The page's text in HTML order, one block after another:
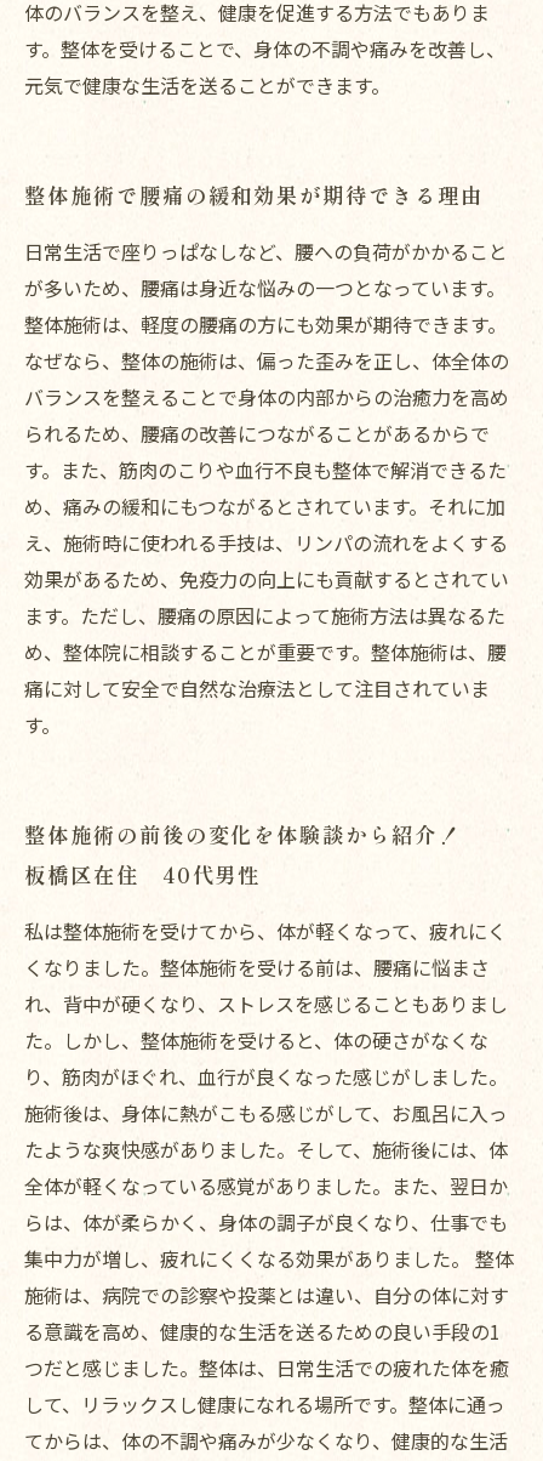
体のバランスを整え、健康を促進する方法でもありま
す。整体を受けることで、身体の不調や痛みを改善し、
元気で健康な生活を送ることができます。
整体施術で腰痛の緩和効果が期待できる理由
日常生活で座りっぱなしなど、腰への負荷がかかること
が多いため、腰痛は身近な悩みの一つとなっています。
整体施術は、軽度の腰痛の方にも効果が期待できます。
なぜなら、整体の施術は、偏った歪みを正し、体全体の
バランスを整えることで身体の内部からの治癒力を高め
られるため、腰痛の改善につながることがあるからで
す。また、筋肉のこりや血行不良も整体で解消できるた
め、痛みの緩和にもつながるとされています。それに加
え、施術時に使われる手技は、リンパの流れをよくする
効果があるため、免疫力の向上にも貢献するとされてい
ます。ただし、腰痛の原因によって施術方法は異なるた
め、整体院に相談することが重要です。整体施術は、腰
痛に対して安全で自然な治療法として注目されていま
す。
整体施術の前後の変化を体験談から紹介！
板橋区在住 40代男性
私は整体施術を受けてから、体が軽くなって、疲れにく
くなりました。整体施術を受ける前は、腰痛に悩まさ
れ、背中が硬くなり、ストレスを感じることもありまし
た。しかし、整体施術を受けると、体の硬さがなくな
り、筋肉がほぐれ、血行が良くなった感じがしました。
施術後は、身体に熱がこもる感じがして、お風呂に入っ
たような爽快感がありました。そして、施術後には、体
全体が軽くなっている感覚がありました。また、翌日か
らは、体が柔らかく、身体の調子が良くなり、仕事でも
集中力が増し、疲れにくくなる効果がありました。 整体
施術は、病院での診察や投薬とは違い、自分の体に対す
る意識を高め、健康的な生活を送るための良い手段の1
つだと感じました。整体は、日常生活での疲れた体を癒
して、リラックスし健康になれる場所です。整体に通っ
てからは、体の不調や痛みが少なくなり、健康的な生活